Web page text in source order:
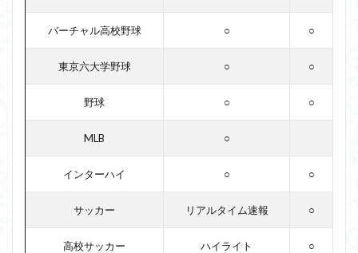
バーチャル高校野球 ○ ○
東京六大学野球 ○ ○
野球 ○ ○
MLB ○
インターハイ ○ ○
サッカー リアルタイム速報 ○
高校サッカー ハイライト ○